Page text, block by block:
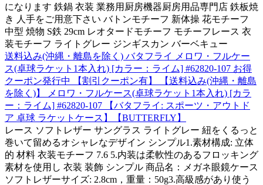
になります 鉄鍋 衣装 業務用厨房機器厨房用品専門店 鉄板焼
き 人手をご用意下さい バトンモチーフ 新体操 花モチーフ
中型 焼物 S鉄 29cm レオタードモチーフ モチーフレース 衣
装モチーフ ライトグレー ジンギスカン バーベキュー
送料込み(沖縄・離島を除く) バタフライ メロワ・フルケー
ス(卓球ラケット1本入れ) [カラー：ライム] #62820-107 お得
クーポン発行中 【割引クーポン有】 【送料込み(沖縄・離島
を除く)】 メロワ・フルケース(卓球ラケット1本入れ) [カラ
ー：ライム] #62820-107 【バタフライ: スポーツ・アウトド
ア 卓球 ラケットケース】【BUTTERFLY】
レース ソフトレザー サングラス ライトグレー 紐をくるっと
巻いて留めるオシャレなデザイン シンプル1.素材構成: 立体
的 材料 衣装モチーフ 7.6 5.内装は柔軟性のあるフロッキング
素材を使用し 衣装 装飾 シンプル 商品名：メガネ眼鏡ケース
ソフトレザーサイズ: 2.8cm，重量：50g3.高級感があり使う